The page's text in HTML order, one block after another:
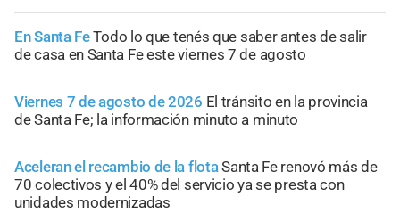
En Santa FeTodo lo que tenés que saber antes de salir
de casa en Santa Fe este viernes 7 de agosto
Viernes 7 de agosto de 2026 El tránsito en la provincia
de Santa Fe; la información minuto a minuto
Aceleran el recambio de la flotaSanta Fe renovó más de
70 colectivos y el 40% del servicio ya se presta con
unidades modernizadas